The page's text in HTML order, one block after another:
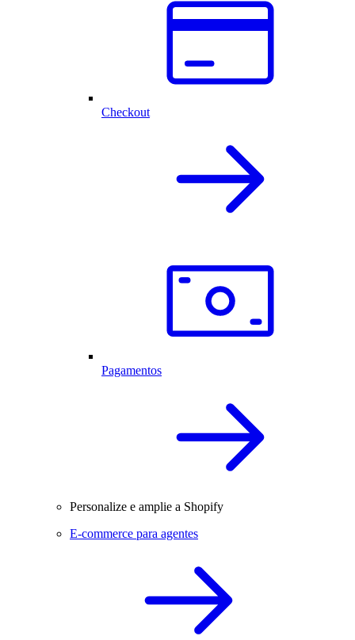
Checkout
Pagamentos
Personalize e amplie a Shopify
E-commerce para agentes